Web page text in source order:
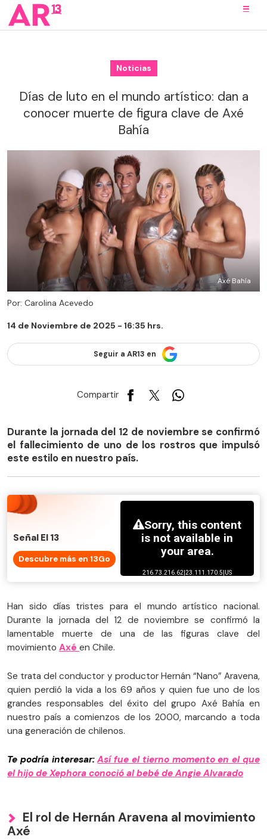
Noticias
Días de luto en el mundo artístico: dan a
conocer muerte de figura clave de Axé
Bahía
Axé Bahía
Por: Carolina Acevedo
14 de Noviembre de 2025 - 16:35 hrs.
Seguir a AR13 en
Compartir
Durante la jornada del 12 de noviembre se confirmó
el fallecimiento de uno de los rostros que impulsó
este estilo en nuestro país.
Señal El 13
Descubre más en 13Go
Han sido días tristes para el mundo artístico nacional.
Durante la jornada del 12 de noviembre se confirmó la
lamentable muerte de una de las figuras clave del
movimiento Axé en Chile.
Se trata del conductor y productor Hernán “Nano” Aravena,
quien perdió la vida a los 69 años y quien fue uno de los
grandes responsables del éxito del grupo Axé Bahía en
nuestro país a comienzos de los 2000, marcando a toda
una generación de chilenos.
Te podría interesar:Así fue el tierno momento en el que
el hijo de Xephora conoció al bebé de Angie Alvarado
El rol de Hernán Aravena al movimiento
Axé